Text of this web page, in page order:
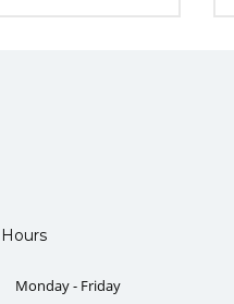
Hours
Monday - Friday